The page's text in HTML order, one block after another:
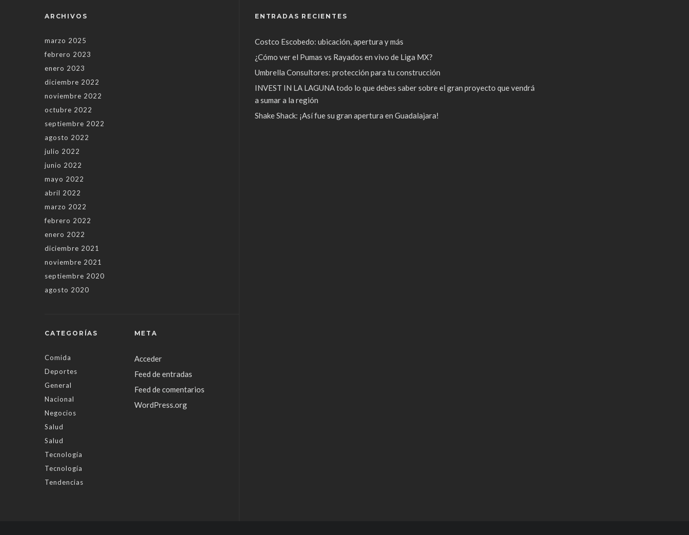
ARCHIVOS
marzo 2025
febrero 2023
enero 2023
diciembre 2022
noviembre 2022
octubre 2022
septiembre 2022
agosto 2022
julio 2022
junio 2022
mayo 2022
abril 2022
marzo 2022
febrero 2022
enero 2022
diciembre 2021
noviembre 2021
septiembre 2020
agosto 2020
CATEGORÍAS
Comida
Deportes
General
Nacional
Negocios
Salud
Salud
Tecnología
Tecnología
Tendencias
META
Acceder
Feed de entradas
Feed de comentarios
WordPress.org
ENTRADAS RECIENTES
Costco Escobedo: ubicación, apertura y más
¿Cómo ver el Pumas vs Rayados en vivo de Liga MX?
Umbrella Consultores: protección para tu construcción
INVEST IN LA LAGUNA todo lo que debes saber sobre el gran proyecto que vendrá
a sumar a la región
Shake Shack: ¡Así fue su gran apertura en Guadalajara!